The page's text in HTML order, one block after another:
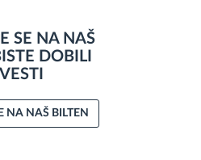
SE NA NAŠ
DOBILI
NA NAŠ BILTEN